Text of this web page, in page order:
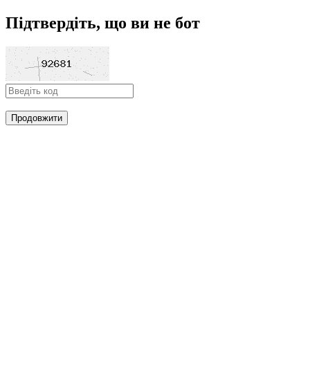
Підтвердіть, що ви не бот
Продовжити